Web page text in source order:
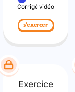
Corrigé vidéo
s'exercer
Exercice